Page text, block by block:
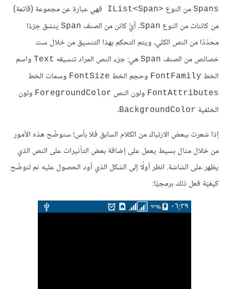
Spans من النوع <IList<Span
فهي عبارة عن مجموعة (قائمة)
من كائنات من النوع Span. أيُّ كائن من الصنف Span ينسّق جزءًا
محدّدًا من النص الكلي، ويتم التحكم بهذا التنسيق من خلال ست
خصائص من الصنف Span هي: جزء النص المراد تنسيقه Text واسم
الخط FontFamily وحجم الخط FontSize وسمات الخط
FontAttributes ولون النص ForegroundColor ولون
الخلفية BackgroundColor
.
إذا شعرت ببعض الارتباك من الكلام السابق فلا بأس! سنوضّح هذه الأمور
من خلال مثال بسيط يعمل على إضافة بعض التأثيرات على النص الذي
يظهر على الشاشة. انظر أولًا إلى الشكل الذي أود الحصول عليه ثم لنوضّح
كيفيّة فعل ذلك برمجيًّا: